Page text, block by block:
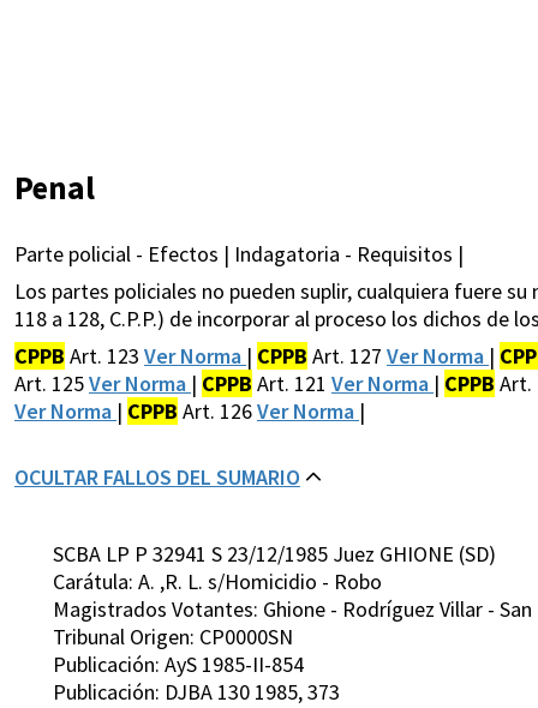
Penal
Parte policial - Efectos | Indagatoria - Requisitos |
Los partes policiales no pueden suplir, cualquiera fuere
118 a 128, C.P.P.) de incorporar al proceso los dichos de
CPPB Art. 123 Ver Norma | CPPB Art. 127 Ver Norma |
Art. 125Ver Norma | CPPB Art. 121 Ver Norma | CPPB Art.
Ver Norma | CPPB Art. 126Ver Norma |
OCULTAR FALLOS DEL SUMARIO
SCBA LP P 32941 S 23/12/1985 Juez GHIONE (SD)
Carátula: A. ,R. L. s/Homicidio - Robo
Magistrados Votantes: Ghione - Rodríguez Villar -
Tribunal Origen: CP0000SN
Publicación: AyS 1985-II-854
Publicación: DJBA 130 1985, 373